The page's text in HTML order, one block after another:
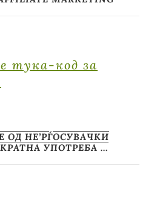
тука-код за
ОД НЕ’РЃОСУВАЧКИ
УПОТРЕБА …